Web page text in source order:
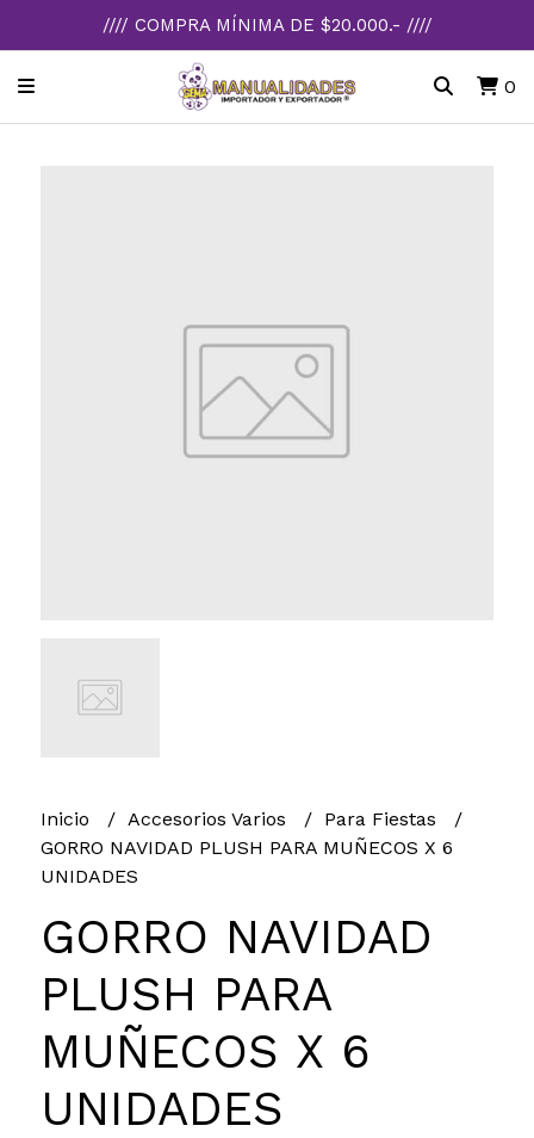
//// COMPRA MÍNIMA DE $20.000.- ////
0
Inicio Accesorios Varios
Para Fiestas
GORRO NAVIDAD PLUSH PARA MUÑECOS X 6
UNIDADES
GORRO NAVIDAD
PLUSH PARA
MUÑECOS X 6
UNIDADES